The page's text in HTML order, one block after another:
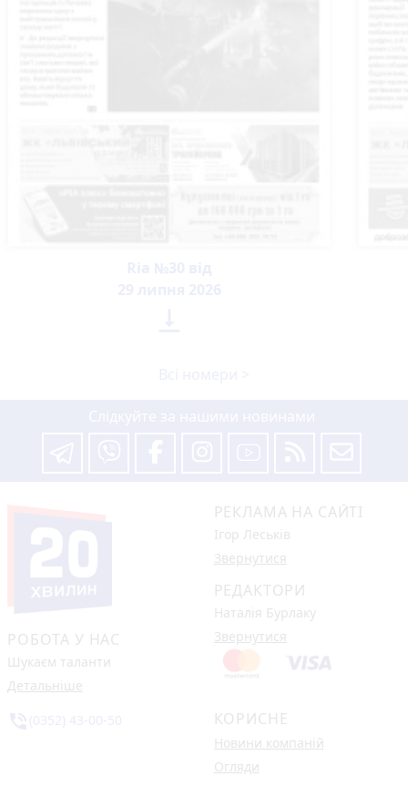
РОБОТА У НАС
Шукаєм таланти
Детальніше
РЕКЛАМА НА САЙТІ
Ігор Леськів
Звернутися
РЕДАКТОРИ
Наталія Бурлаку
Звернутися
КОРИСНЕ
Новини компаній
Огляди